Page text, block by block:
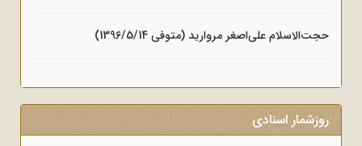
حجت‌الاسلام علی‌اصغر مروارید (متوفی 1396/5/14)
روزشمار اسنادی